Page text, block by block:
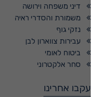
דיני משפחה וירושה
משמורת והסדרי ראיה
נזקי גוף
עבירות צווארון לבן
ביטוח לאומי
סחר אלקטרוני
עקבו אחרינו